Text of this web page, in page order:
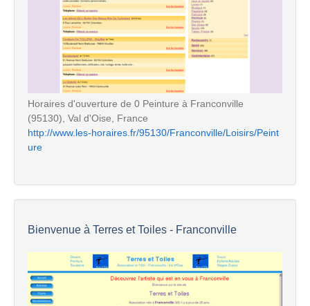
Horaires d'ouverture de 0 Peinture à Franconville
(95130), Val d'Oise, France
http://www.les-horaires.fr/95130/Franconville/Loisirs/Peint
ure
Bienvenue à Terres et Toiles - Franconville